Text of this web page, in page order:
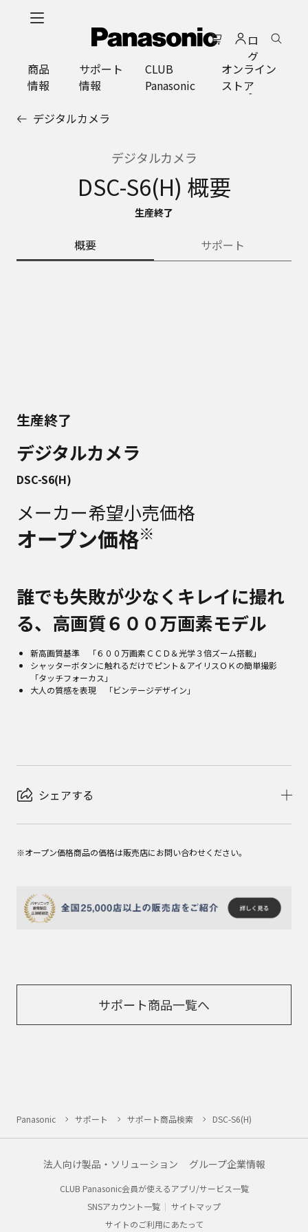
ロ
グ
イ
ン
商品
情報
サポート
情報
CLUB
Panasonic
オンライン
ストア
デジタルカメラ
デジタルカメラ
DSC-S6(H) 概要
生産終了
概要 サポート
生産終了
デジタルカメラ
DSC-S6(H)
メーカー希望小売価格
オープン価格※
誰でも失敗が少なくキレイに撮れ
る、高画質６００万画素モデル
新高画質基準 「６００万画素ＣＣＤ＆光学３倍ズーム搭載」
シャッターボタンに触れるだけでピント＆アイリスＯＫの簡単撮影
「タッチフォーカス」
大人の質感を表現 「ビンテージデザイン」
シェアする
※オープン価格商品の価格は販売店にお問い合わせください。
サポート商品一覧へ
Panasonic サポート サポート商品検索 DSC-S6(H)
法人向け製品・ソリューション グループ企業情報
CLUB Panasonic会員が使えるアプリ/サービス一覧
SNSアカウント一覧
サイトマップ
サイトのご利用にあたって